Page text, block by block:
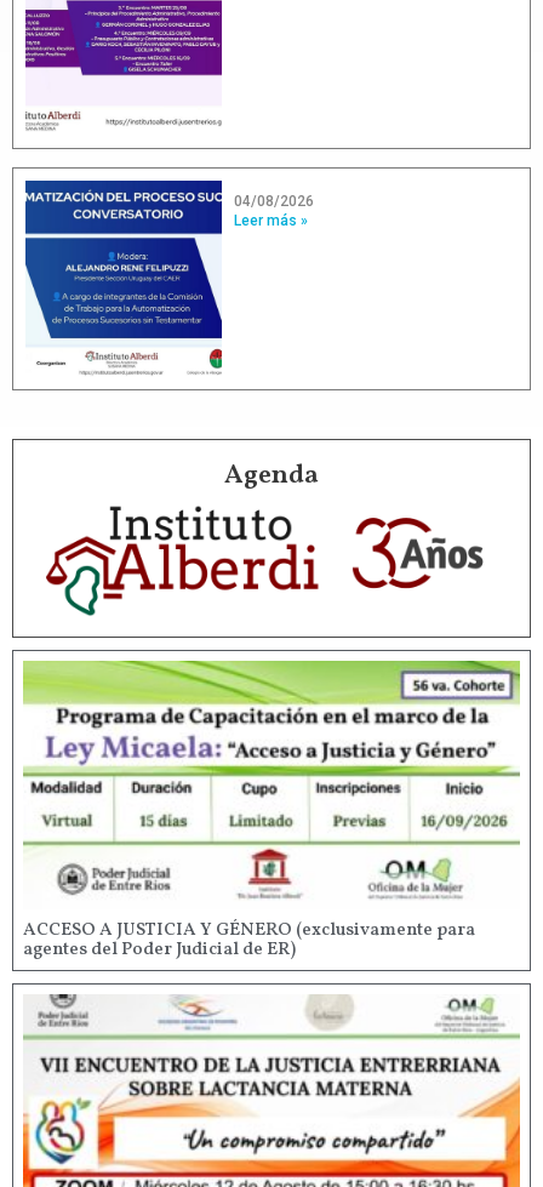
04/08/2026
Leer más »
Agenda
ACCESO A JUSTICIA Y GÉNERO (exclusivamente para
agentes del Poder Judicial de ER)